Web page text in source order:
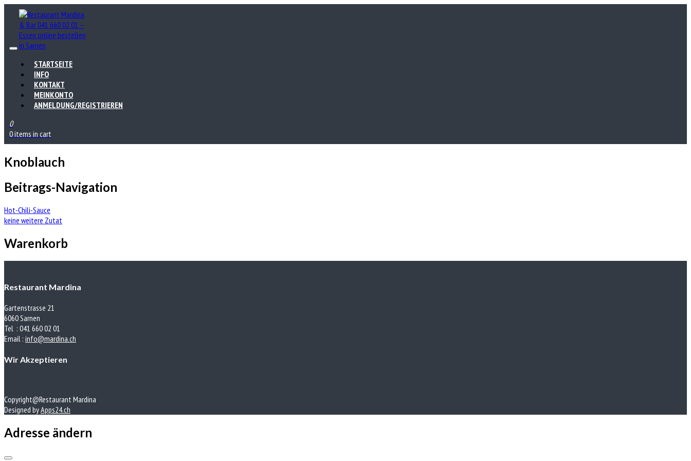
STARTSEITE
INFO
KONTAKT
MEINKONTO
ANMELDUNG/REGISTRIEREN
0
0 items in cart
Knoblauch
Beitrags-Navigation
Hot-Chili-Sauce
keine weitere Zutat
Warenkorb
Restaurant Mardina
Gartenstrasse 21
6060 Sarnen
Tel : 041 660 02 01
Email : info@mardina.ch
Wir Akzeptieren
Copyright@Restaurant Mardina
Designed byApps24.ch
Adresse ändern